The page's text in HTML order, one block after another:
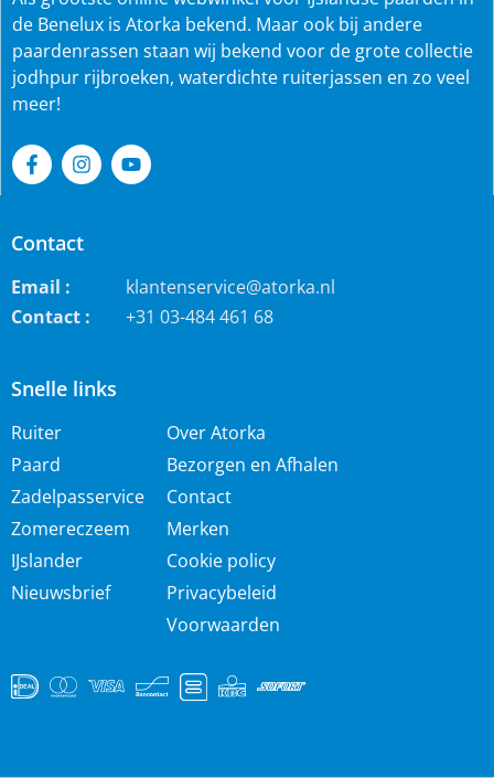
Snelle links
Ruiter
Paard
Zadelpasservice
Zomereczeem
IJslander
Nieuwsbrief
Over Atorka
Bezorgen en Afhalen
Contact
Merken
Cookie policy
Privacybeleid
Voorwaarden
de Benelux is Atorka bekend. Maar ook bij andere
paardenrassen staan wij bekend voor de grote collectie
jodhpur rijbroeken, waterdichte ruiterjassen en zo veel
meer!
Contact
Email :
klantenservice@atorka.nl
Contact :
+31 03-484 461 68